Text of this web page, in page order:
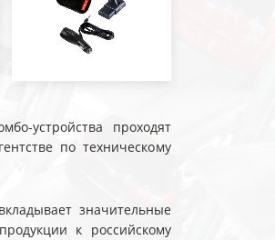
устройства проходят
по техническому
значительные
к российскому